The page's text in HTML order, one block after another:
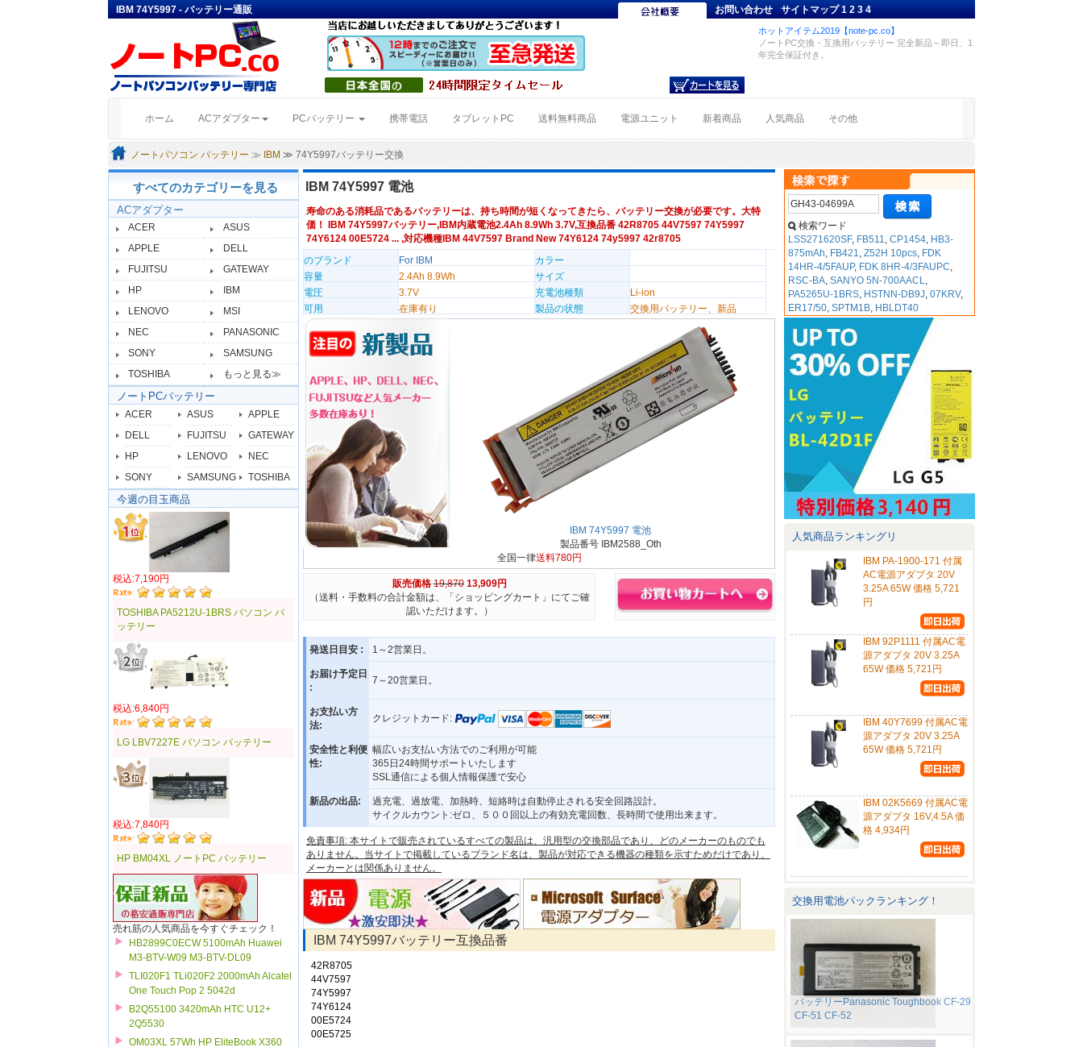
IBM 74Y5997 - バッテリー通販 お問い合わせ サイトマップ 1234
ホットアイテム2019【note-pc.co】
ノートPC交換・互換用バッテリー 完全新品～即日、1
年完全保証付き。
ホーム (current)ACアダプター PCバッテリー 携帯電話 タブレットPC 送料無料商品 電源ユニット 新着商品 人気商品 その他
ノートパソコン バッテリー ≫ IBM ≫ 74Y5997バッテリー交換
すべてのカテゴリーを見る
ACアダプター
ACER
ASUS
APPLE
DELL
FUJITSU
GATEWAY
HP
IBM
LENOVO
MSI
NEC
PANASONIC
SONY
SAMSUNG
TOSHIBA
もっと見る≫
ノートPCバッテリー
ACER ASUS
APPLE
DELL
FUJITSU
GATEWAY
HP
LENOVO
NEC
SONY
SAMSUNG TOSHIBA
今週の目玉商品
税込:7,190円
TOSHIBA PA5212U-1BRS パソコン バ
ッテリー
税込:6,840円
LG LBV7227E パソコン バッテリー
税込:7,840円
HP BM04XL ノートPC バッテリー
売れ筋の人気商品を今すぐチェック！
HB2899C0ECW 5100mAh Huawei
M3-BTV-W09 M3-BTV-DL09
TLI020F1 TLi020F2 2000mAh Alcatel
One Touch Pop 2 5042d
B2Q55100 3420mAh HTC U12+
2Q5530
OM03XL 57Wh HP EliteBook X360
IBM 74Y5997 電池
寿命のある消耗品であるバッテリーは、持ち時間が短くなってきたら、バッテリー交換が必要です。大特
価！ IBM 74Y5997バッテリー,IBM内蔵電池2.4Ah 8.9Wh 3.7V,互換品番 42R8705 44V7597 74Y5997
74Y6124 00E5724 ... ,対応機種IBM 44V7597 Brand New 74Y6124 74y5997 42r8705
のブランド
For IBM
カラー
容量
2.4Ah 8.9Wh
サイズ
電圧
3.7V 充電池種類
Li-ion
可用
在庫有り 製品の状態 交換用バッテリー、新品
IBM 74Y5997 電池
製品番号 IBM2588_Oth
全国一律送料780円
販売価格 19,870 13,909円
（送料・手数料の合計金額は、「ショッピングカート」にてご確
認いただけます。）
発送日目安 : 1～2営業日。
お届け予定日
:
7～20営業日。
お支払い方
法:
クレジットカード:
安全性と利便
性:
幅広いお支払い方法でのご利用が可能
365日24時間サポートいたします
SSL通信による個人情報保護で安心
新品の出品:
過充電、過放電、加熱時、短絡時は自動停止される安全回路設計。
サイクルカウント:ゼロ、５００回以上の有効充電回数、長時間で使用出来ます。
免責事項: 本サイトで販売されているすべての製品は、汎用型の交換部品であり、どのメーカーのものでも
ありません。当サイトで掲載しているブランド名は、製品が対応できる機器の種類を示すためだけであり、
メーカーとは関係ありません。
IBM 74Y5997バッテリー互換品番
42R8705
44V7597
74Y5997
74Y6124
00E5724
00E5725
検索ワード
LSS271620SF, FB511,CP1454, HB3-
875mAh, FB421,Z52H 10pcs, FDK
14HR-4/5FAUP, FDK 8HR-4/3FAUPC,
RSC-BA,SANYO 5N-700AACL,
PA5265U-1BRS, HSTNN-DB9J,07KRV,
ER17/50,SPTM1B, HBLDT40
人気商品ランキングリ
IBM PA-1900-171 付属
AC電源アダプタ 20V
3.25A 65W 価格 5,721
円
IBM 92P1111 付属AC電
源アダプタ 20V 3.25A
65W 価格 5,721円
IBM 40Y7699 付属AC電
源アダプタ 20V 3.25A
65W 価格 5,721円
IBM 02K5669 付属AC電
源アダプタ 16V,4.5A 価
格 4,934円
交換用電池パックランキング！
バッテリーPanasonic Toughbook CF-29
CF-51 CF-52